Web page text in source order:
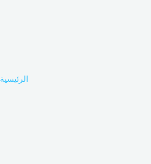
الرئيسية